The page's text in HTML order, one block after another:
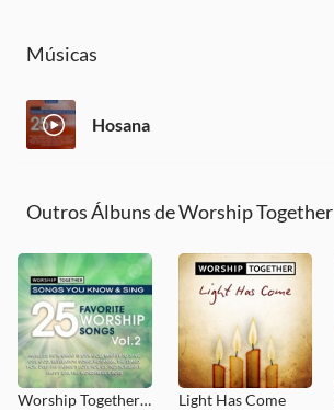
Músicas
Hosana
Outros Álbuns de Worship Together
Worship Together: 25 Favorite Worship Songs Vol. 2 Light Has Come